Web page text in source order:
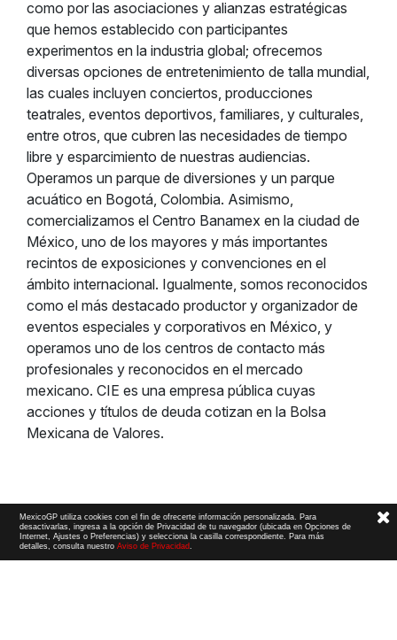
como por las asociaciones y alianzas estratégicas
que hemos establecido con participantes
experimentos en la industria global; ofrecemos
diversas opciones de entretenimiento de talla mundial,
las cuales incluyen conciertos, producciones
teatrales, eventos deportivos, familiares, y culturales,
entre otros, que cubren las necesidades de tiempo
libre y esparcimiento de nuestras audiencias.
Operamos un parque de diversiones y un parque
acuático en Bogotá, Colombia. Asimismo,
comercializamos el Centro Banamex en la ciudad de
México, uno de los mayores y más importantes
recintos de exposiciones y convenciones en el
ámbito internacional. Igualmente, somos reconocidos
como el más destacado productor y organizador de
eventos especiales y corporativos en México, y
operamos uno de los centros de contacto más
profesionales y reconocidos en el mercado
mexicano. CIE es una empresa pública cuyas
acciones y títulos de deuda cotizan en la Bolsa
Mexicana de Valores.
MexicoGP utiliza cookies con el fin de ofrecerte información personalizada. Para
desactivarlas, ingresa a la opción de Privacidad de tu navegador (ubicada en Opciones de
Internet, Ajustes o Preferencias) y selecciona la casilla correspondiente. Para más
detalles, consulta nuestroAviso de Privacidad.